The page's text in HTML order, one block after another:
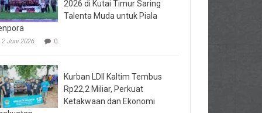
2026 di Kutai Timur Saring
Talenta Muda untuk Piala
2 Juni 2026 0
Kurban LDII Kaltim Tembus
Rp22,2 Miliar, Perkuat
Ketakwaan dan Ekonomi